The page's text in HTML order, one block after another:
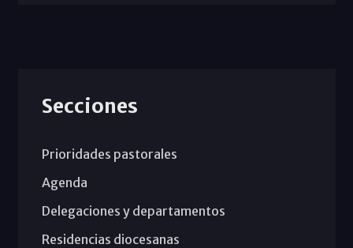
Secciones
Prioridades pastorales
Agenda
Delegaciones y departamentos
Residencias diocesanas